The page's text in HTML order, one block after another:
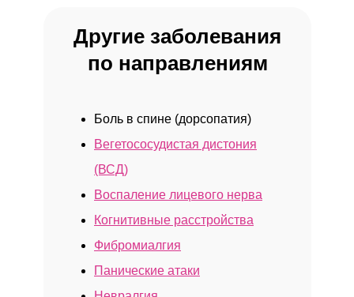
Другие заболевания
по направлениям
Боль в спине (дорсопатия)
Вегетососудистая дистония
(ВСД)
Воспаление лицевого нерва
Когнитивные расстройства
Фибромиалгия
Панические атаки
Клиника осуществляет деятельность
на основании медицинских лицензий
в соответствии с рекомендациями
Л041-01137-77/00321275 и